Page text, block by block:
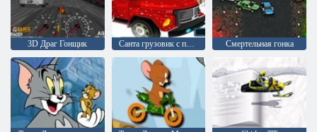
3D Драг Гонщик Санта грузовик с подарками Смертельная гонка